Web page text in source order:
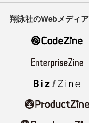
翔泳社のWebメディア